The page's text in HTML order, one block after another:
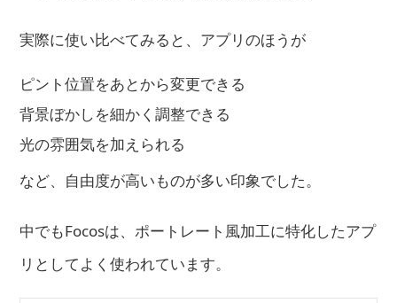
実際に使い比べてみると、アプリのほうが
ピント位置をあとから変更できる
背景ぼかしを細かく調整できる
光の雰囲気を加えられる
など、自由度が高いものが多い印象でした。
中でもFocosは、ポートレート風加工に特化したアプ
リとしてよく使われています。